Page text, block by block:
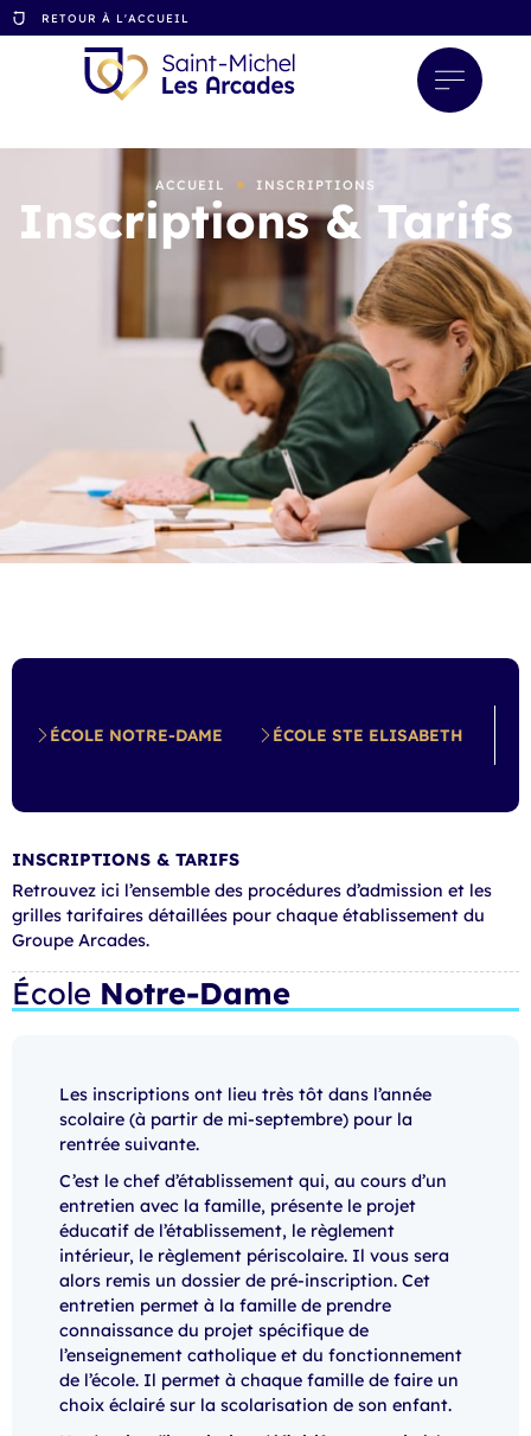
RETOUR À L'ACCUEIL
ACCUEIL INSCRIPTIONS
Inscriptions & Tarifs
ÉCOLE NOTRE-DAME ÉCOLE STE ELISABETH
INSCRIPTIONS & TARIFS
Retrouvez ici l’ensemble des procédures d’admission et les
grilles tarifaires détaillées pour chaque établissement du
Groupe Arcades.
École Notre-Dame
Les inscriptions ont lieu très tôt dans l’année
scolaire (à partir de mi-septembre) pour la
rentrée suivante.
C’est le chef d’établissement qui, au cours d’un
entretien avec la famille, présente le projet
éducatif de l’établissement, le règlement
intérieur, le règlement périscolaire. Il vous sera
alors remis un dossier de pré-inscription. Cet
entretien permet à la famille de prendre
connaissance du projet spécifique de
l’enseignement catholique et du fonctionnement
de l’école. Il permet à chaque famille de faire un
choix éclairé sur la scolarisation de son enfant.